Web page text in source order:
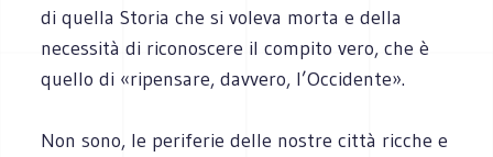
di quella Storia che si voleva morta e della
necessità di riconoscere il compito vero, che è
quello di «ripensare, davvero, l’Occidente».
Non sono, le periferie delle nostre città ricche e